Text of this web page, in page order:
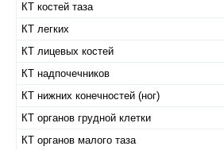
КТ костей таза
КТ легких
КТ лицевых костей
КТ надпочечников
КТ нижних конечностей (ног)
КТ органов грудной клетки
КТ органов малого таза